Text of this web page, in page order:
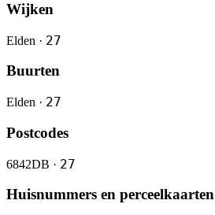
Wijken
Elden · 27
Buurten
Elden · 27
Postcodes
6842DB · 27
Huisnummers en perceelkaarten